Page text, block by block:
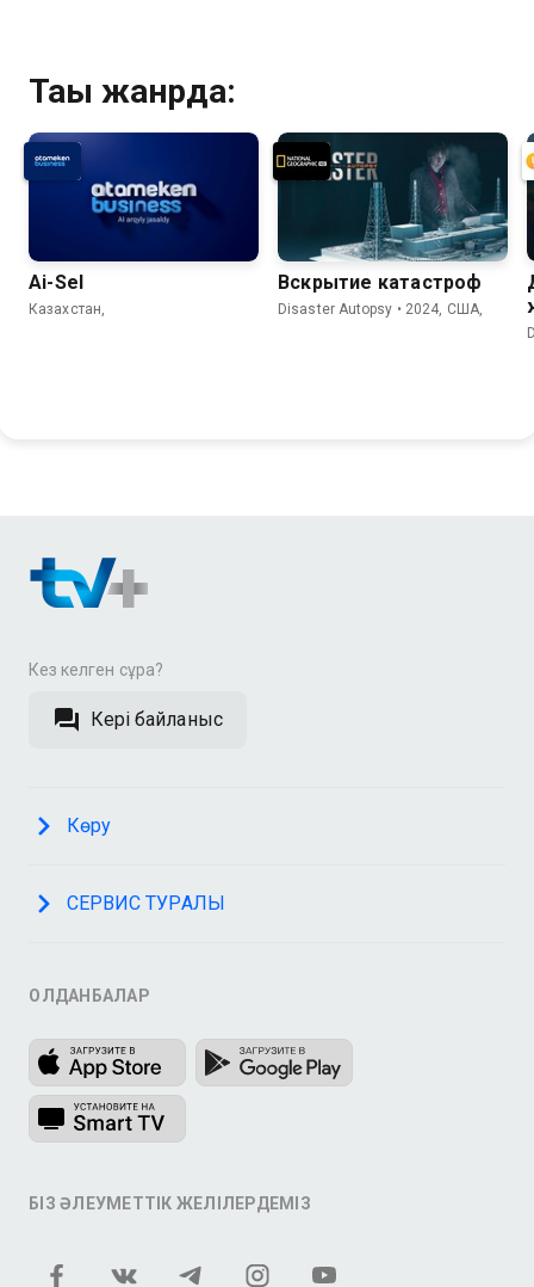
Тағы жанрда:
Ai-Sel
Казахстан,
Вскрытие катастроф
Disaster Autopsy • 2024, США,
Кез келген сұрақ?
Кері байланыс
Көру
СЕРВИС ТУРАЛЫ
ҚОЛДАНБАЛАР
БІЗ ӘЛЕУМЕТТІК ЖЕЛІЛЕРДЕМІЗ